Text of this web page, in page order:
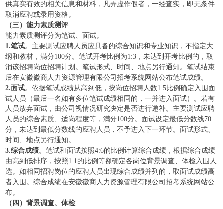
供真实有效的相关信息和材料，凡弄虚作假者，一经查实，即无条件
取消应聘或录用资格。
（三）能力素质测评
能力素质测评分为笔试、面试。
1.笔试。主要测试应聘人员应具备的综合知识和专业知识，不指定大
纲和教材，满分100分。笔试开考比例为1:3，未达到开考比例的，取
消该招聘岗位招聘计划。笔试形式、时间、地点另行通知。笔试结束
后在安徽徽商人力资源管理有限公司招考系统网站公布笔试成绩。
2.面试。依据笔试成绩从高到低，按岗位招聘人数1:5比例确定入围面
试人员（最后一名如有多位笔试成绩相同的，一并进入面试）。若有
人员放弃面试，由公司视情况研究决定是否进行递补。主要测试应聘
人员的综合素质、适岗程度等，满分100分。面试设定最低分数线70
分，未达到最低分数线的应聘人员，不予进入下一环节。面试形式、
时间、地点另行通知。
3.综合成绩。笔试和面试按照4:6的比例计算综合成绩，根据综合成绩
由高到低排序，按照1:1的比例等额确定各岗位背景调查、体检入围人
选。如相同招聘岗位的应聘人员出现综合成绩并列的，取面试成绩高
者入围。综合成绩在安徽徽商人力资源管理有限公司招考系统网站公
布。
（四）背景调查、体检